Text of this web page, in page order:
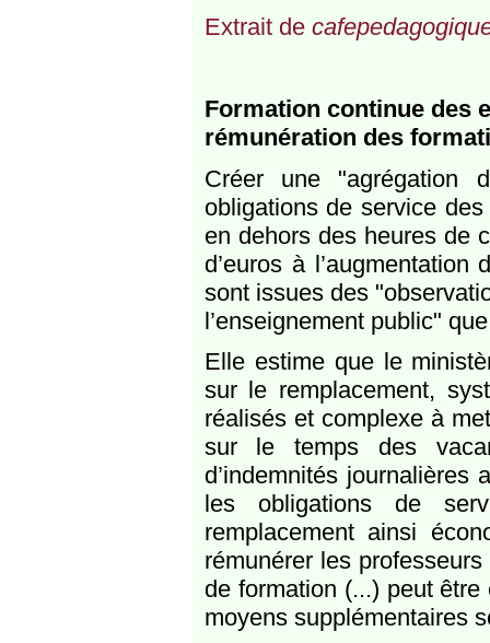
Extrait de
Formation continue des
rémunération des
Créer une "agrégation
obligations de service
en dehors des heures de
d’euros à
sont issues des
l’enseignement public"
Elle estime que le
sur le remplacement,
réalisés et complexe à
sur le temps des
d’indemnités
les obligations de
remplacement ainsi
rémunérer les
de formation (...) peut
moyens supplémentaires